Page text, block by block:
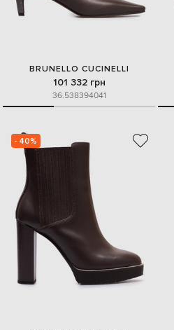
BRUNELLO CUCINELLI
101 332 грн
36.538394041
- 40%